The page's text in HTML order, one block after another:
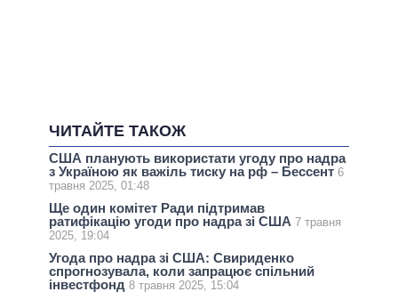
ЧИТАЙТЕ ТАКОЖ
США планують використати угоду про надра
з Україною як важіль тиску на рф – Бессент 6
травня 2025, 01:48
Ще один комітет Ради підтримав
ратифікацію угоди про надра зі США 7 травня
2025, 19:04
Угода про надра зі США: Свириденко
спрогнозувала, коли запрацює спільний
інвестфонд 8 травня 2025, 15:04